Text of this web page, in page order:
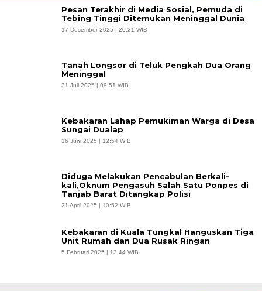
Pesan Terakhir di Media Sosial, Pemuda di
Tebing Tinggi Ditemukan Meninggal Dunia
17 Desember 2025 | 20:21 WIB
Tanah Longsor di Teluk Pengkah Dua Orang
Meninggal
31 Juli 2025 | 09:51 WIB
Kebakaran Lahap Pemukiman Warga di Desa
Sungai Dualap
16 Juni 2025 | 12:54 WIB
Diduga Melakukan Pencabulan Berkali-
kali,Oknum Pengasuh Salah Satu Ponpes di
Tanjab Barat Ditangkap Polisi
21 April 2025 | 10:52 WIB
Kebakaran di Kuala Tungkal Hanguskan Tiga
Unit Rumah dan Dua Rusak Ringan
5 Februari 2025 | 13:44 WIB